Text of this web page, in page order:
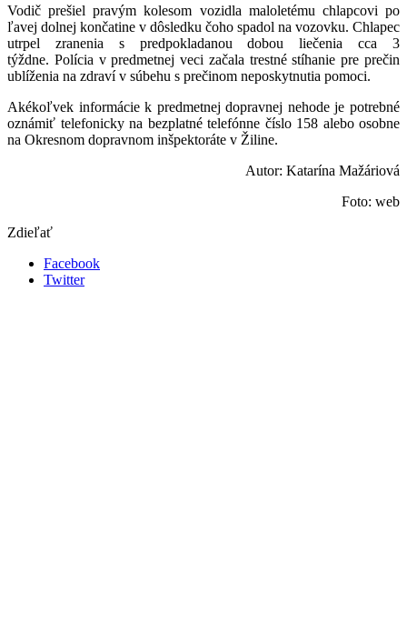
Vodič prešiel pravým kolesom vozidla maloletému chlapcovi po
ľavej dolnej končatine v dôsledku čoho spadol na vozovku. Chlapec
utrpel zranenia s predpokladanou dobou liečenia cca 3
týždne. Polícia v predmetnej veci začala trestné stíhanie pre prečin
ublíženia na zdraví v súbehu s prečinom neposkytnutia pomoci.
Akékoľvek informácie k predmetnej dopravnej nehode je potrebné
oznámiť telefonicky na bezplatné telefónne číslo 158 alebo osobne
na Okresnom dopravnom inšpektoráte v Žiline.
Autor: Katarína Mažáriová
Foto: web
Zdieľať
Facebook
Twitter